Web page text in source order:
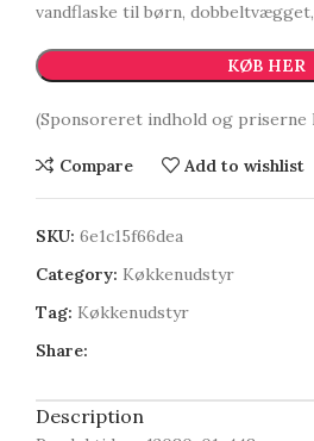
vandflaske til børn, dobbeltvægget,
KØB HER
(Sponsoreret indhold og priserne
Compare Add to wishlist
SKU: 6e1c15f66dea
Category: Køkkenudstyr
Tag: Køkkenudstyr
Share:
Description